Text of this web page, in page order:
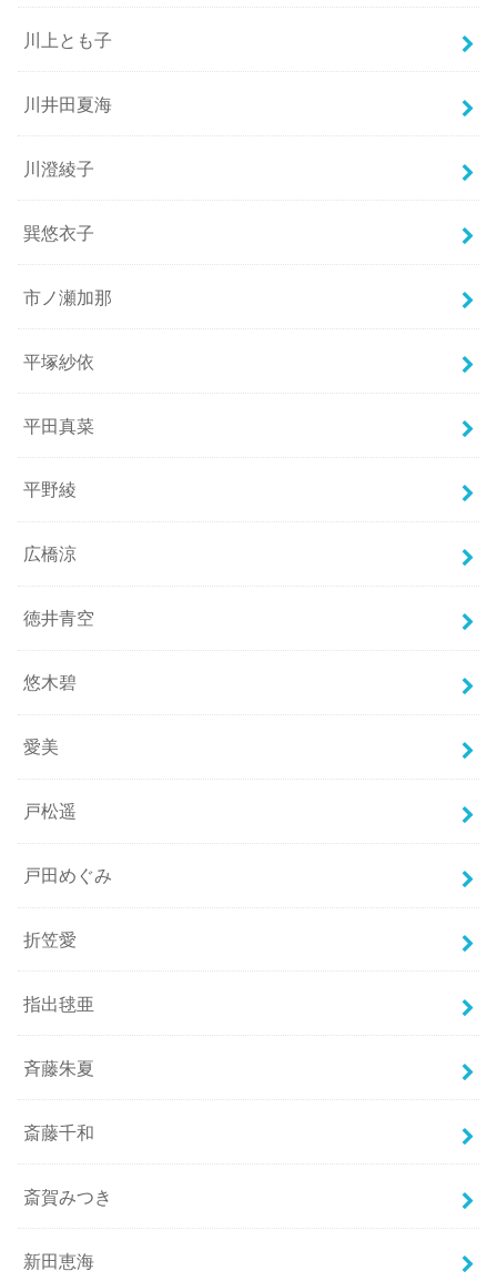
川上とも子
川井田夏海
川澄綾子
巽悠衣子
市ノ瀬加那
平塚紗依
平田真菜
平野綾
広橋涼
徳井青空
悠木碧
愛美
戸松遥
戸田めぐみ
折笠愛
指出毬亜
斉藤朱夏
斎藤千和
斎賀みつき
新田恵海